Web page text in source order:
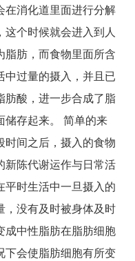
在消化道里面进行分解
个时候就会进入到人
肪，而食物里面所含
过量的摄入，并且已
肪酸，进一步合成了脂
储存起来。 简单的来
间之后，摄入的食物
新陈代谢运作与日常活
时生活中一旦摄入的
，没有及时被身体及时
成中性脂肪在脂肪细胞
下会使脂肪细胞有所变